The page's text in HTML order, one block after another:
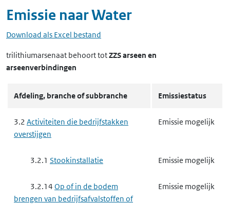
Emissie naarWater
Download als Excel bestand
trilithiumarsenaat behoort totZZS arseen en
arseenverbindingen
Afdeling, branche of subbranche Emissiestatus
3.2 Activiteiten die bedrijfstakken
overstijgen
Emissie mogelijk
3.2.1 Stookinstallatie Emissie mogelijk
3.2.14 Op of in de bodem
brengen van bedrijfsafvalstoffen of
Emissie mogelijk